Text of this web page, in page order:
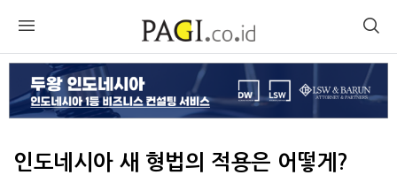
인도네시아 새 형법의 적용은 어떻게?